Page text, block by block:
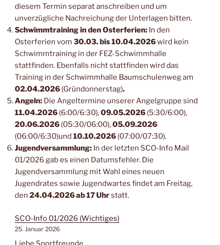
diesem Termin separat anschreiben und um
unverzügliche Nachreichung der Unterlagen bitten.
Schwimmtraining in den Osterferien: In den
Osterferien vom 30.03. bis 10.04.2026wird kein
Schwimmtraining in der FEZ-Schwimmhalle
stattfinden. Ebenfalls nicht stattfinden wird das
Training in der Schwimmhalle Baumschulenweg am
02.04.2026 (Gründonnerstag).
Angeln: Die Angeltermine unserer Angelgruppe sind
11.04.2026 (6:00/6:30),09.05.2026 (5:30/6:00),
20.06.2026 (05:30/06:00),05.09.2026
(06:00/6:30)und 10.10.2026 (07:00/07:30).
Jugendversammlung: In der letzten SCO-Info Mail
01/2026 gab es einen Datumsfehler. Die
Jugendversammlung mit Wahl eines neuen
Jugendrates sowie Jugendwartes findet am Freitag,
den 24.04.2026ab 17 Uhrstatt.
SCO-Info 01/2026 (Wichtiges)
25. Januar 2026